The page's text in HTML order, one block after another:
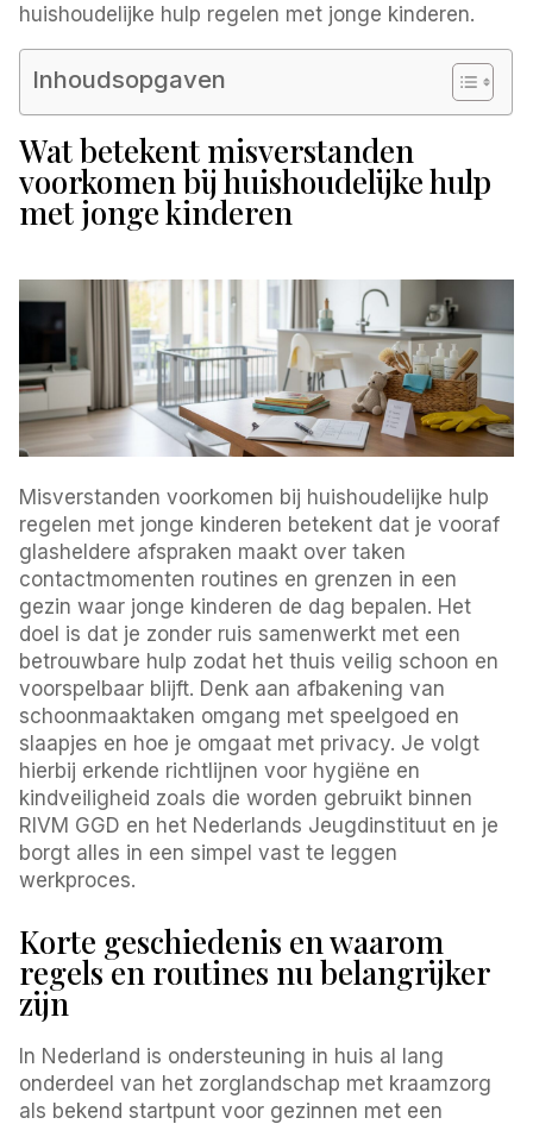
huishoudelijke hulp regelen met jonge kinderen.
Inhoudsopgaven
Wat betekent misverstanden
voorkomen bij huishoudelijke hulp
met jonge kinderen
Misverstanden voorkomen bij huishoudelijke hulp
regelen met jonge kinderen betekent dat je vooraf
glasheldere afspraken maakt over taken
contactmomenten routines en grenzen in een
gezin waar jonge kinderen de dag bepalen. Het
doel is dat je zonder ruis samenwerkt met een
betrouwbare hulp zodat het thuis veilig schoon en
voorspelbaar blijft. Denk aan afbakening van
schoonmaaktaken omgang met speelgoed en
slaapjes en hoe je omgaat met privacy. Je volgt
hierbij erkende richtlijnen voor hygiëne en
kindveiligheid zoals die worden gebruikt binnen
RIVM GGD en het Nederlands Jeugdinstituut en je
borgt alles in een simpel vast te leggen
werkproces.
Korte geschiedenis en waarom
regels en routines nu belangrijker
zijn
In Nederland is ondersteuning in huis al lang
onderdeel van het zorglandschap met kraamzorg
als bekend startpunt voor gezinnen met een